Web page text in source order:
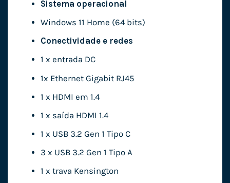
Sistema operacional
Windows 11 Home (64 bits)
Conectividade e redes
1 x entrada DC
1x Ethernet Gigabit RJ45
1 x HDMI em 1.4
1 x saída HDMI 1.4
1 x USB 3.2 Gen 1 Tipo C
3 x USB 3.2 Gen 1 Tipo A
1 x trava Kensington